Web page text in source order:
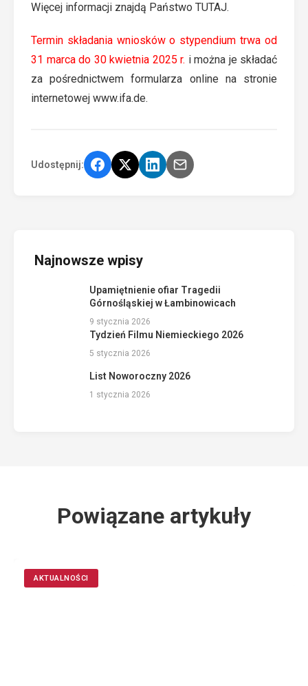
Więcej informacji znajdą Państwo TUTAJ.
Termin składania wniosków o stypendium trwa od
31 marca do 30 kwietnia 2025 r. i można je składać
za pośrednictwem formularza online na stronie
internetowej www.ifa.de.
Udostępnij:
Najnowsze wpisy
Upamiętnienie ofiar Tragedii
Górnośląskiej w Łambinowicach
9 stycznia 2026
Tydzień Filmu Niemieckiego 2026
5 stycznia 2026
List Noworoczny 2026
1 stycznia 2026
Powiązane artykuły
AKTUALNOŚCI